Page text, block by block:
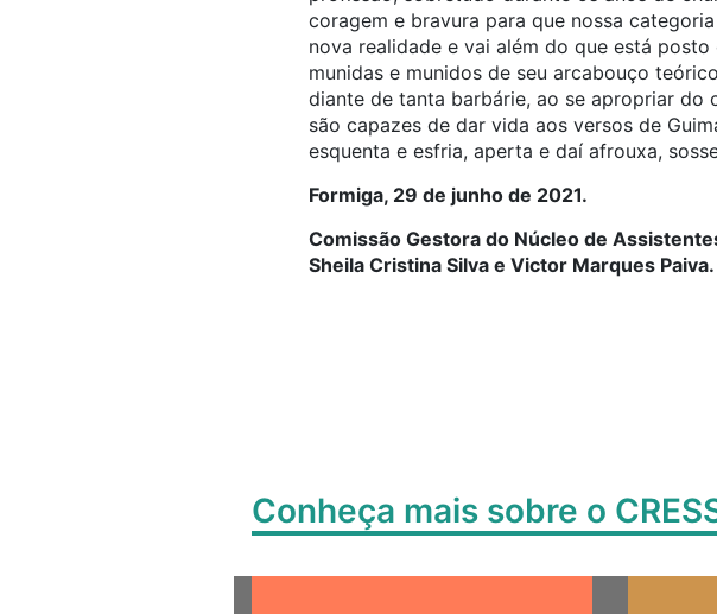
coragem e bravura para que nossa
nova realidade e vai além do que está
munidas e munidos de seu arcabouço
diante de tanta barbárie, ao se apropriar do
são capazes de dar vida aos versos de
esquenta e esfria, aperta e daí afrouxa,
Formiga, 29 de junho de 2021.
Comissão Gestora do Núcleo de
Sheila Cristina Silva e Victor Marques Paiva.
Conheça mais sobre o